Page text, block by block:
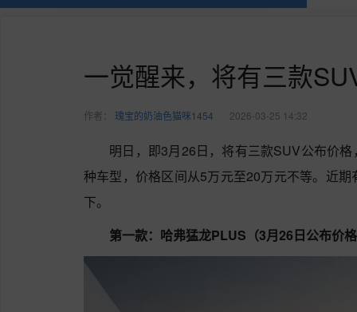
一觉醒来，将有三款
作者： 瑰宝的奶油色猫咪1454 2026-03-25 14:32
明日，即3月26日，将有三款SUV公布价
种车型，价格区间从5万元至20万元不等。近
下。
第一款：哈弗猛龙PLUS（3月26日公布价